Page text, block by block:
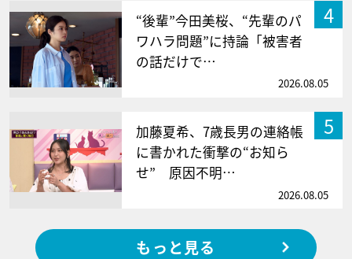
4
“後輩”今田美桜、“先輩のパ
ワハラ問題”に持論「被害者
の話だけで…
2026.08.05
5
加藤夏希、7歳長男の連絡帳
に書かれた衝撃の“お知ら
せ” 原因不明…
2026.08.05
もっと見る